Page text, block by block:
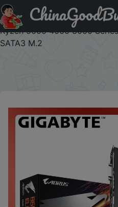
Придбати по знижці 24AN10
AORUS ELITE Motherboard
Ryzen 5000 4000 3000
SATA3 M.2